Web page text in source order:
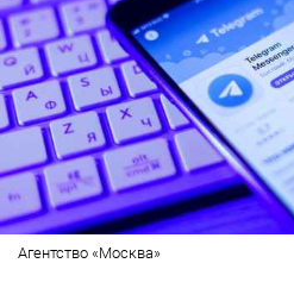
Агентство «Москва»